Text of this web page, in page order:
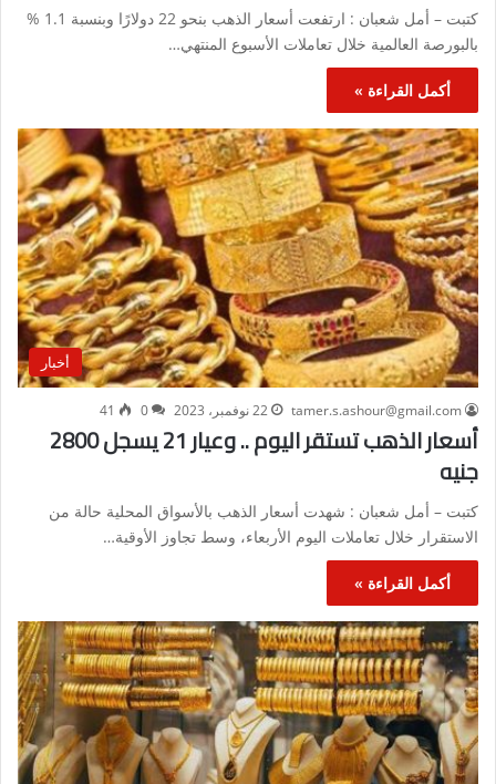
كتبت – أمل شعبان : ارتفعت أسعار الذهب بنحو 22 دولارًا وبنسبة 1.1 %
بالبورصة العالمية خلال تعاملات الأسبوع المنتهي…
أكمل القراءة »
أخبار
tamer.s.ashour@gmail.com 22 نوفمبر، 2023 0
41
أسعار الذهب تستقر اليوم .. وعيار 21 يسجل 2800
جنيه
كتبت – أمل شعبان : شهدت أسعار الذهب بالأسواق المحلية حالة من
الاستقرار خلال تعاملات اليوم الأربعاء، وسط تجاوز الأوقية…
أكمل القراءة »